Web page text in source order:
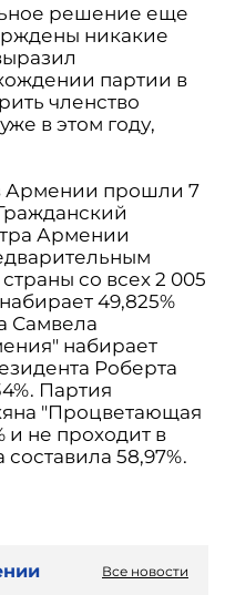
решение еще
никакие
партии в
членство
в этом году,
Армении прошли 7
Армении
со всех 2 005
49,825%
Самвела
набирает
Роберта
Партия
"Процветающая
и не проходит в
58,97%.
Все новости